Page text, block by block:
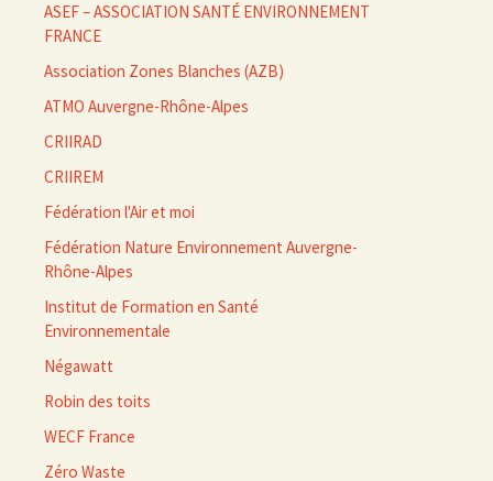
ASEF – ASSOCIATION SANTÉ ENVIRONNEMENT
FRANCE
Association Zones Blanches (AZB)
ATMO Auvergne-Rhône-Alpes
CRIIRAD
CRIIREM
Fédération l'Air et moi
Fédération Nature Environnement Auvergne-
Rhône-Alpes
Institut de Formation en Santé
Environnementale
Négawatt
Robin des toits
WECF France
Zéro Waste